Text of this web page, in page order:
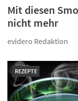
Mit diesen
nicht mehr
evidero Redaktion
REZEPTE